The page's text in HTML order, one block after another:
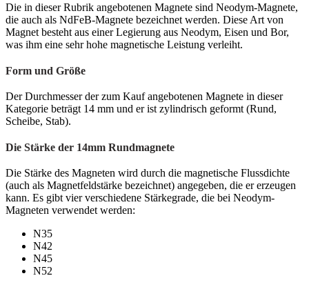
Die in dieser Rubrik angebotenen Magnete sind Neodym-Magnete,
die auch als NdFeB-Magnete bezeichnet werden. Diese Art von
Magnet besteht aus einer Legierung aus Neodym, Eisen und Bor,
was ihm eine sehr hohe magnetische Leistung verleiht.
Form und Größe
Der Durchmesser der zum Kauf angebotenen Magnete in dieser
Kategorie beträgt 14 mm und er ist zylindrisch geformt (Rund,
Scheibe, Stab).
Die Stärke der 14mm Rundmagnete
Die Stärke des Magneten wird durch die magnetische Flussdichte
(auch als Magnetfeldstärke bezeichnet) angegeben, die er erzeugen
kann. Es gibt vier verschiedene Stärkegrade, die bei Neodym-
Magneten verwendet werden:
N35
N42
N45
N52